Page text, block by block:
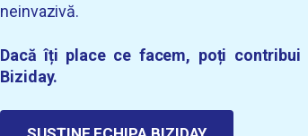
neinvazivă.
Dacă îți place ce facem, poți contribui
Biziday.